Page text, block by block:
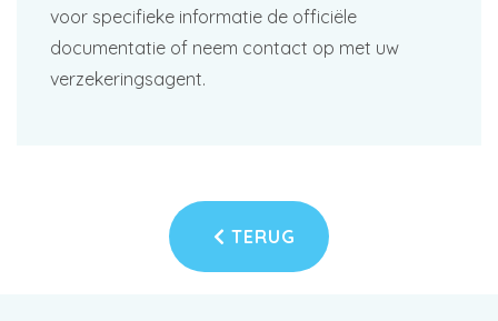
voor specifieke informatie de officiële
documentatie of neem contact op met uw
verzekeringsagent.
TERUG